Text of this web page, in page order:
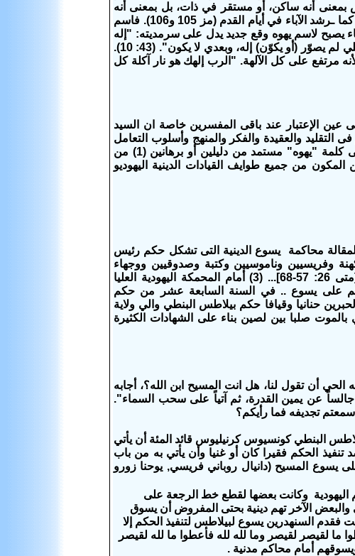
وجود الله "أهية الذي اهيه". (خر 3: 14). ولكن ليس بمعنى أنه ساكن، أو مستقر في ذات، بل بمعنى أنه
يعمل ويؤثر فالله موجود ليعمل ويؤثر، ليعلن ذاته وينفذ إرادته، ويرشد شعبه، كما ـرشد الآباء في أيام القدم (مز 105 و106). فاسم
يصبح لاسم يهوه وقع جديد يدل على سرمديته: "إله
الدهر" (اش 40: 28). "أنا الأول وأنا الآخر" (اش 41: 4 و44: 6 و48: 12). "قبلي لم يصوّر (أو يكوّن) إله، وبعدي لا يكون". (43: 10).
يطيق آلهة أخرى أمامه، لأنه مرتفع على كل الآلهة. "الرب إلهك هو نار آكلة كل
عين الإعتبار عند باقى المفسرين خاصة ان السيد
التقليد والعقيدة والفكر والمنهج وأسلوب التعامل
بينهم وبين الباقيين فيما يلى بحث مبسط عن الحروف العبرية ومعناها فى كلمة "يهوه" مستمد من دليلين أو برهانين (1) من
من جميع طوايف القيادات الدينية اليهوديو
محاكمة يسوع الدينية التى تشكل حكم رئيس
وفريسيين وناموسيين وكتبة وصدوقيين ووجهاء
الشعب الثلاث (1) أمام حنان [يوحنا 18: 12-14 ، 24]. .. (2) أمام قيافا [متى 26: 57-68]... (3) أمام المحمكة اليهودية العليا
على يسوع .. في السنة السابعة عشر من حكم
في عهد الحبرين حنانيا وقيافا حكم بيلاطس البنطي والي ولاية
صلبا بين لصين بناء على الشهادات الكثيرة
يسأله: أستحلفك بالله الحي أن تقول لنا، هل انت المسيح ابن الله؟، أجابه
عن يمين القدرة، ثم آتياً على سحب السماء".
تجديفه فما رأيكم؟
البنطي كونسيوس كرنيليوس قائد المئة أن يأتي
الحكم فقيرا كان أو غنيا وأن يأتي به من باب
يسوع المسيح (دانيال روباني فريسي, يوحنا زورو
اليهودية وكانت بعضها لقطع خط الرجعة على
الآخر تهم دينية بحتى المفروض أن يسوق
فقدم السنهدرين يسوع لبيلاطس لتنفيذ الحكم إلا
ما لقيصر لقيصر وما لله لله فأعطوا ما لله لقيصر
أمام محاكم مدنية .